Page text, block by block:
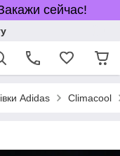
сейчас!
Adidas Climacool